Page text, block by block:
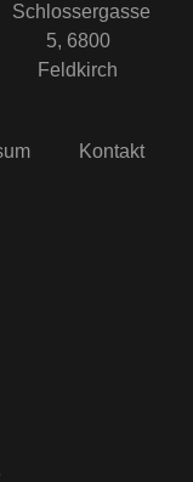
Schlossergasse
5, 6800
Feldkirch
Kontakt